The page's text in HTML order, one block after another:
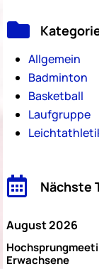

Allgemein
Badminton
Basketball
Laufgruppe
 Nächste
August 2026
Erwachsene